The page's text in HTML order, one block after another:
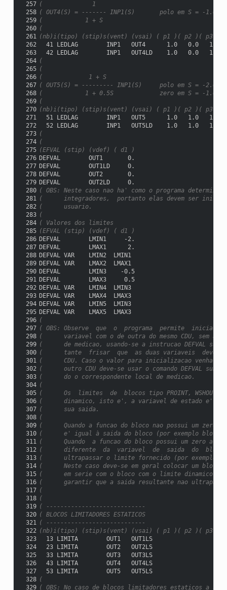
257 (              1
258 ( OUT4(S) = ------- INP1(S)       polo em S = -1.0
259 (            1 + S
260 (
261
(nb)i(tipo) (stip)s(vent) (vsai) ( p1 )( p2 )( p3 )(
262
41 LEDLAG        INP1   OUT4      1.0   0.0   1.0
263
42 LEDLAG        INP1   OUT4LD    1.0   0.0   1.0
264 (
265 (
266 (             1 + S
267 ( OUT5(S) = --------- INP1(S)     polo em S = -2.0
268 (            1 + 0.5S             zero em S = -1.0
269 (
270 (nb)i(tipo) (stip)s(vent) (vsai) ( p1 )( p2 )( p3 )(
271
51 LEDLAG        INP1   OUT5      1.0   1.0   1.0
272
52 LEDLAG        INP1   OUT5LD    1.0   1.0   1.0
273 (
274 (
275 (EFVAL (stip) (vdef) ( d1 )
276 DEFVAL        OUT1       0.
277 DEFVAL        OUT1LD     0.
278 DEFVAL        OUT2       0.
279 DEFVAL        OUT2LD     0.
280 ( OBS: Neste caso nao ha' como o programa
281
(      integradores,  portanto elas devem ser
282 (      usuario.
283 (
284 ( Valores dos limites
285 (EFVAL (stip) (vdef) ( d1 )
286 DEFVAL        LMIN1     -2.
287 DEFVAL        LMAX1      2.
288 DEFVAL VAR    LMIN2  LMIN1
289 DEFVAL VAR    LMAX2  LMAX1
290 DEFVAL        LMIN3    -0.5
291 DEFVAL        LMAX3     0.5
292 DEFVAL VAR    LMIN4  LMIN3
293 DEFVAL VAR    LMAX4  LMAX3
294 DEFVAL VAR    LMIN5  LMIN3
295 DEFVAL VAR    LMAX5  LMAX3
296 (
297 ( OBS: Observe  que  o  programa  permite
298 (      variavel com o de outra do mesmo CDU, sem a
299 (      de medicao, usando-se a instrucao DEFVAL
300 (      tante  frisar  que  as duas variaveis  devem
301
(      CDU. Caso o valor para inicializacao venha
302 (      outro CDU deve-se usar o comando DEFVAL
303 (      do o correspondente local de medicao.
304 (
305 (      Os  limites  de  blocos tipo PROINT, WSHOUT e
306 (      dinamico, isto e', a variavel de estado e'
307 (      sua saida.
308 (
309 (      Quando a funcao do bloco nao possui um zero
310 (      e' igual à saida do bloco (por exemplo blocos
311
(      Quando  a funcao do bloco possui um zero a
312 (      diferente  da  variavel  de  saida  do  bloco
313 (      ultrapassar o limite fornecido (por exemplo
314 (      Neste caso deve-se em geral colocar um
315 (      em serie com o bloco com o limite dinamico,
316 (      garantir que a saida resultante nao
317 (
318 (
319 ( ----------------------------
320 ( BLOCOS LIMITADORES ESTATICOS
321
( ----------------------------
322 (nb)i(tipo) (stip)s(vent) (vsai) ( p1 )( p2 )( p3 )(
323
13 LIMITA        OUT1   OUT1LS
324
23 LIMITA        OUT2   OUT2LS
325
33 LIMITA        OUT3   OUT3LS
326
43 LIMITA        OUT4   OUT4LS
327
53 LIMITA        OUT5   OUT5LS
328 (
329 ( OBS: No caso de blocos limitadores estaticos a